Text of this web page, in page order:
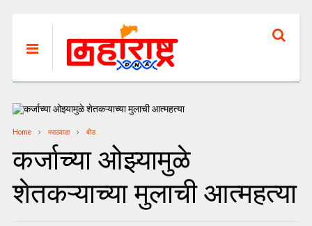
Home मराठवाडा बीड
कर्जाच्या ओझ्यामुळे
शेतकऱ्याच्या मुलाची आत्महत्या